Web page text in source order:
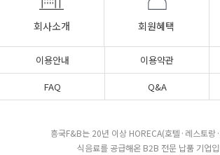
회사소개 회원혜택
이용안내 이용약관
FAQ
Q&A
흥국F&B는 20년 이상 HORECA(호텔·레스토랑
식음료를 공급해온 B2B 전문 납품 기업